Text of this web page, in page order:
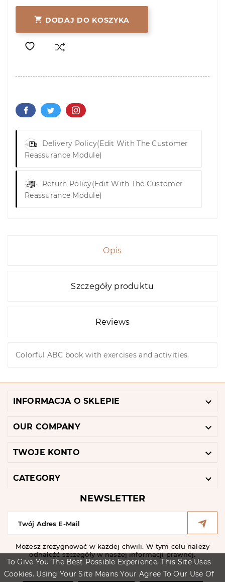
To Give You The Best Possible Experience, This Site Uses
Cookies. Using Your Site Means Your Agree To Our Use Of
 DODAJ DO KOSZYKA
Delivery Policy(edit With The Customer
Reassurance Module)
Return Policy(edit With The Customer
Reassurance Module)
Opis
Szczegóły produktu
Reviews
Colorful ABC book with exercises and activities.
INFORMACJA O SKLEPIE 
OUR COMPANY 
TWOJE KONTO 
CATEGORY 
NEWSLETTER
Możesz zrezygnować w każdej chwili. W tym celu należy
odnaleźć szczegóły w naszej informacji prawnej.